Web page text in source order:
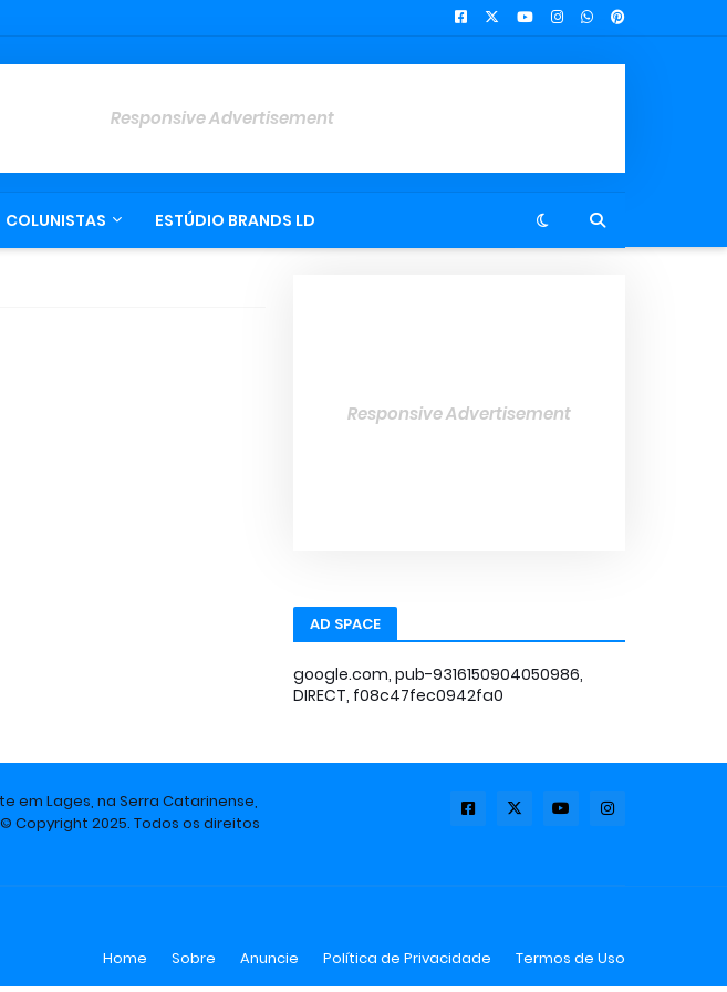
Responsive Advertisement
COLUNISTAS ESTÚDIO BRANDS LD
Responsive Advertisement
AD SPACE
google.com, pub-9316150904050986,
DIRECT, f08c47fec0942fa0
em Lages, na Serra Catarinense,
Copyright 2025. Todos os direitos
Home Sobre Anuncie Política de Privacidade Termos de Uso